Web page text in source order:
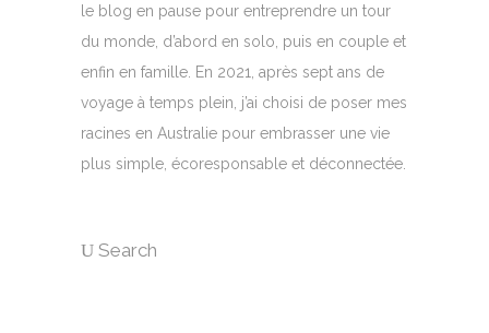
le blog en pause pour entreprendre un tour
du monde, d’abord en solo, puis en couple et
enfin en famille. En 2021, après sept ans de
voyage à temps plein, j’ai choisi de poser mes
racines en Australie pour embrasser une vie
plus simple, écoresponsable et déconnectée.
Search